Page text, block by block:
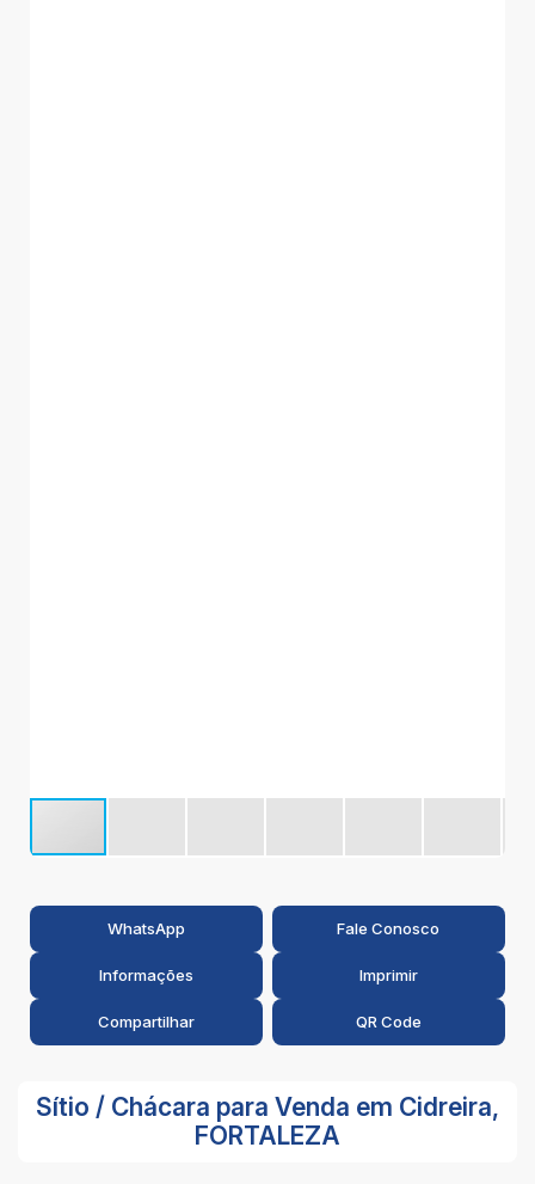
WhatsApp Fale Conosco
Informações Imprimir
Compartilhar QR Code
Sítio / Chácara para Venda em Cidreira,
FORTALEZA